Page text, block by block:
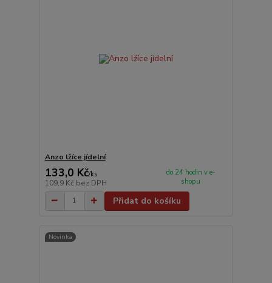
Anzo lžíce jídelní
133,0 Kč/ks
109,9 Kč bez DPH
do 24 hodin v e-
shopu
Přidat do košíku
Novinka